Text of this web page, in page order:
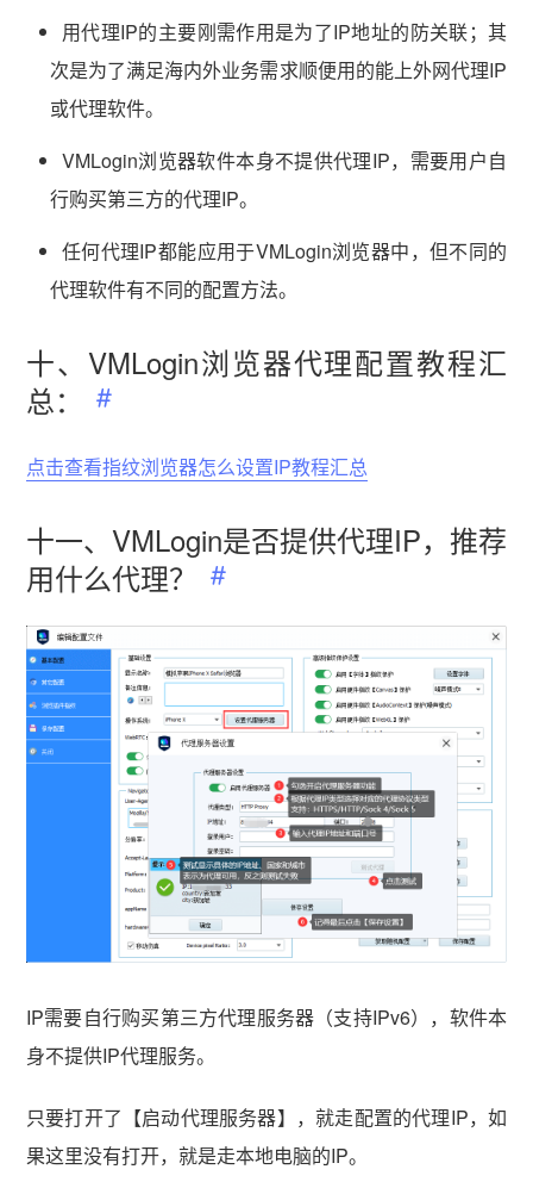
用代理IP的主要刚需作用是为了IP地址的防关联；其
次是为了满足海内外业务需求顺便用的能上外网代理IP
或代理软件。
VMLogin浏览器软件本身不提供代理IP，需要用户自
行购买第三方的代理IP。
任何代理IP都能应用于VMLogin浏览器中，但不同的
代理软件有不同的配置方法。
十、VMLogin浏览器代理配置教程汇
总：
点击查看指纹浏览器怎么设置IP教程汇总
十一、VMLogin是否提供代理IP，推荐
用什么代理？
IP需要自行购买第三方代理服务器（支持IPv6），软件本
身不提供IP代理服务。
只要打开了【启动代理服务器】，就走配置的代理IP，如
果这里没有打开，就是走本地电脑的IP。
vmlogin.cc vmlogin.cc